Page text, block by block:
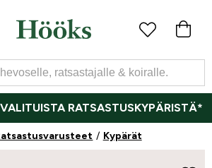
RATSASTUSKYPÄRISTÄ*
Kypärät